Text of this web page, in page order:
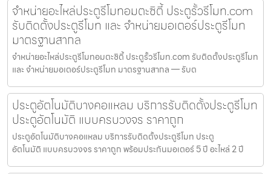
จำหน่ายอะไหล่ประตูรีโมทอมตะซิตี้ ประตูรั้วรีโมท.com
รับติดตั้งประตูรีโมท และ จำหน่ายมอเตอร์ประตูรีโมท
มาตรฐานสากล
จำหน่ายอะไหล่ประตูรีโมทอมตะซิตี้ ประตูรั้วรีโมท.com รับติดตั้งประตูรีโมท
และ จำหน่ายมอเตอร์ประตูรีโมท มาตรฐานสากล — รับต
ประตูอัตโนมัติบางคอแหลม บริการรับติดตั้งประตูรีโมท
ประตูอัตโนมัติ แบบครบวงจร ราคาถูก
ประตูอัตโนมัติบางคอแหลม บริการรับติดตั้งประตูรีโมท ประตู
อัตโนมัติ แบบครบวงจร ราคาถูก พร้อมประกันมอเตอร์ 5 ปี อะไหล่ 2 ปี